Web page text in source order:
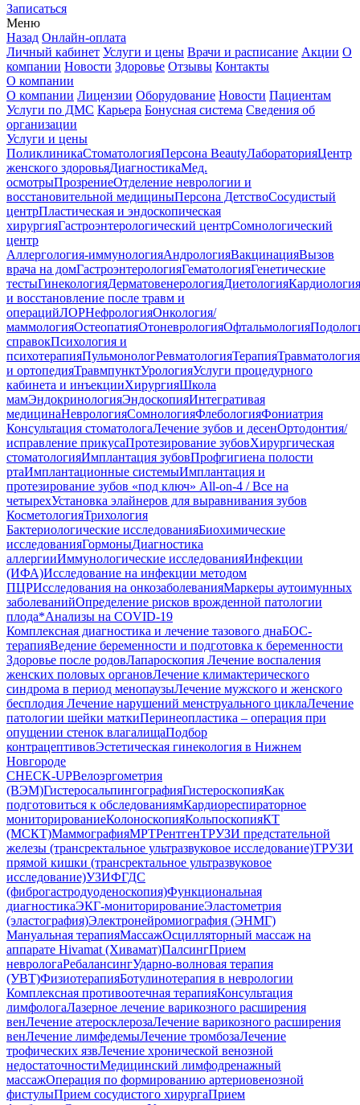
Записаться
Меню
Назад Онлайн-оплата
Личный кабинет Услуги и цены Врачи и расписание Акции О
компании Новости Здоровье Отзывы Контакты
О компании
О компании Лицензии Оборудование Новости Пациентам
Услуги по ДМС Карьера Бонусная система Сведения об
организации
Услуги и цены
ПоликлиникаСтоматологияПерсона BeautyЛабораторияЦентр
женского здоровьяДиагностикаМед.
осмотрыПрозрениеОтделение неврологии и
восстановительной медициныПерсона ДетствоСосудистый
центрПластическая и эндоскопическая
хирургияГастроэнтерологический центрСомнологический
центр
Аллергология-иммунологияАндрологияВакцинацияВызов
врача на домГастроэнтерологияГематологияГенетические
тестыГинекологияДерматовенерологияДиетологияКардиология
и восстановление после травм и
операцийЛОРНефрологияОнкология/
маммологияОстеопатияОтоневрологияОфтальмология
справокПсихология и
психотерапияПульмонологРевматологияТерапияТравматология
и ортопедияТравмпунктУрологияУслуги процедурного
кабинета и инъекцииХирургияШкола
мамЭндокринологияЭндоскопияИнтегративая
медицинаНеврологияСомнологияФлебологияФониатрия
Консультация стоматологаЛечение зубов и десенОртодонтия/
исправление прикусаПротезирование зубовХирургическая
стоматологияИмплантация зубовПрофгигиена полости
ртаИмплантационные системыИмплантация и
протезирование зубов «под ключ» All-on-4 / Все на
четырехУстановка элайнеров для выравнивания зубов
КосметологияТрихология
Бактериологические исследованияБиохимические
исследованияГормоныДиагностика
аллергииИммунологические исследованияИнфекции
(ИФА)Исследование на инфекции методом
ПЦРИсследования на онкозаболеванияМаркеры аутоимунных
заболеванийОпределение рисков врожденной патологии
плода*Анализы на COVID-19
Комплексная диагностика и лечение тазового днаБОС-
терапияВедение беременности и подготовка к беременности
Здоровье после родовЛапароскопия Лечение воспаления
женских половых органовЛечение климактерического
синдрома в период менопаузыЛечение мужского и женского
бесплодия Лечение нарушений менструального циклаЛечение
патологии шейки маткиПеринеопластика – операция при
опущении стенок влагалищаПодбор
контрацептивовЭстетическая гинекология в Нижнем
Новгороде
CHECK-UPВелоэргометрия
(ВЭМ)ГистеросальпингографияГистероскопияКак
подготовиться к обследованиямКардиореспираторное
мониторированиеКолоноскопияКольпоскопияКТ
(МСКТ)МаммографияМРТРентгенТРУЗИ предстательной
железы (трансректальное ультразвуковое исследование)ТРУЗИ
прямой кишки (трансректальное ультразвуковое
исследование)УЗИФГДС
(фиброгастродуоденоскопия)Функциональная
диагностикаЭКГ-мониторированиеЭластометрия
(эластография)Электронейромиография (ЭНМГ)
Мануальная терапияМассажОсцилляторный массаж на
аппарате Hivamat (Хивамат)ПалсингПрием
неврологаРебалансингУдарно-волновая терапия
(УВТ)ФизиотерапияБотулинотерапия в неврологии
Комплексная противоотечная терапияКонсультация
лимфологаЛазерное лечение варикозного расширения
венЛечение атеросклерозаЛечение варикозного расширения
венЛечение лимфедемыЛечение тромбозаЛечение
трофических язвЛечение хронической венозной
недостаточностиМедицинский лимфодренажный
массажОперация по формированию артериовенозной
фистулыПрием сосудистого хирургаПрием